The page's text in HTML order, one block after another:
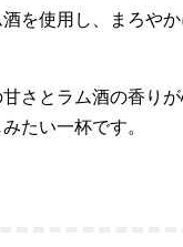
を使用し、まろや
さとラム酒の香り
たい一杯です。